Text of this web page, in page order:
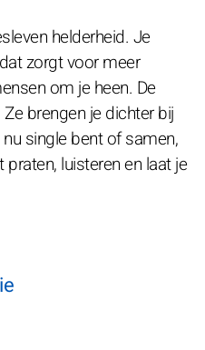
helderheid. Je
zorgt voor meer
om je heen. De
brengen je dichter bij
single bent of samen,
luisteren en laat je